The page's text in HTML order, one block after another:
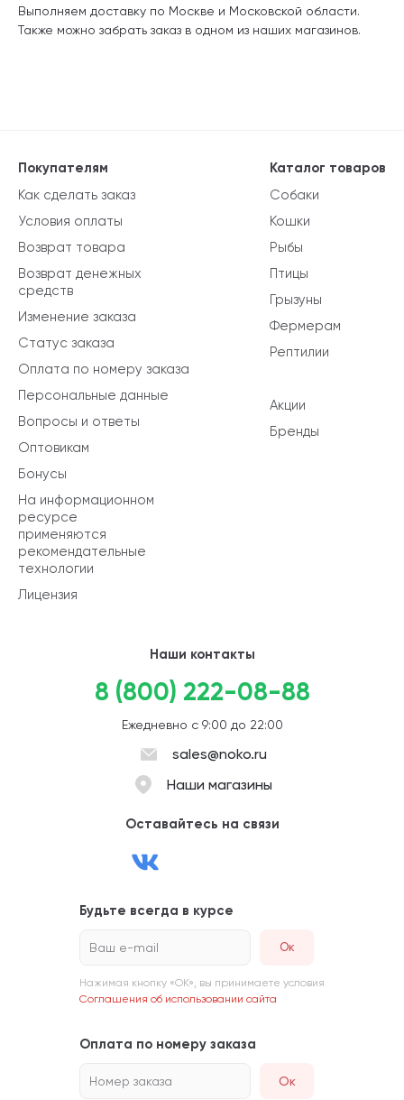
Выполняем доставку по Москве и Московской области.
Также можно забрать заказ в одном из наших магазинов.
Каталог товаров
Собаки
Кошки
Рыбы
Птицы
Грызуны
Фермерам
Рептилии
Акции
Бренды
Покупателям
Как сделать заказ
Условия оплаты
Возврат товара
Возврат денежных
средств
Изменение заказа
Статус заказа
Оплата по номеру заказа
Персональные данные
Вопросы и ответы
Оптовикам
Бонусы
На информационном
ресурсе
применяются
рекомендательные
технологии
Лицензия
Наши контакты
8 (800) 222-08-88
Ежедневно с 9:00 до 22:00
sales@noko.ru
Наши магазины
Оставайтесь на связи
Будьте всегда в курсе
Ваш e-mail
Нажимая кнопку «ОК», вы принимаете условия
Соглашения об использовании сайта
Оплата по номеру заказа
Номер заказа Ок